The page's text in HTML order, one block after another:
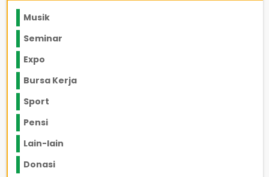
Musik
Seminar
Expo
Bursa Kerja
Sport
Pensi
Lain-lain
Donasi